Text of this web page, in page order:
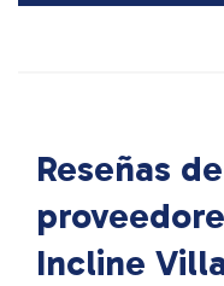
Reseñas
Incline